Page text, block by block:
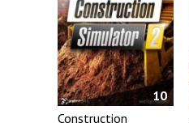
10
Construction